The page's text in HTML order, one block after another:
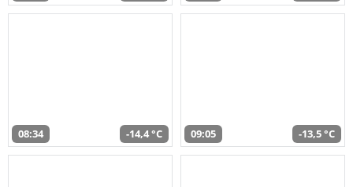
08:34 -14,4 °C 09:05 -13,5 °C